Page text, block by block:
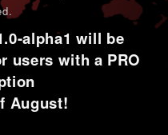
.
alpha1 will be
users with a PRO
August!